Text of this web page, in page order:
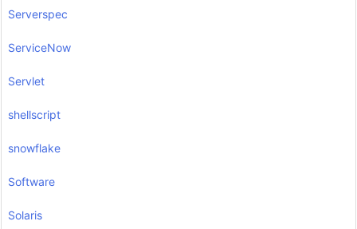
Serverspec
ServiceNow
Servlet
shellscript
snowflake
Software
Solaris